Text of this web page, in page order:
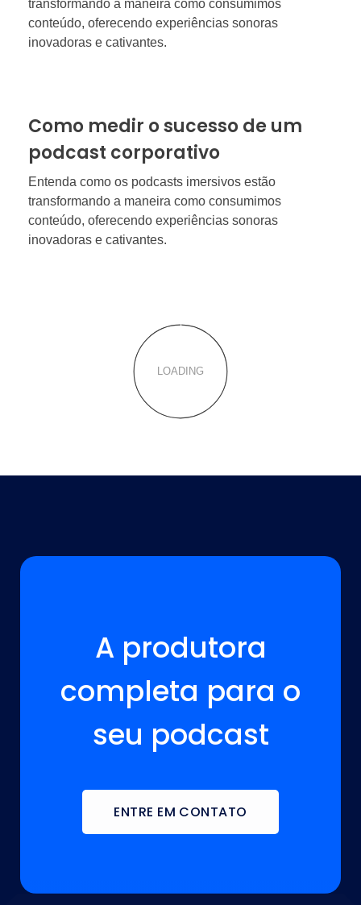
transformando a maneira como consumimos
conteúdo, oferecendo experiências sonoras
inovadoras e cativantes.
Como medir o sucesso de um
podcast corporativo
Entenda como os podcasts imersivos estão
transformando a maneira como consumimos
conteúdo, oferecendo experiências sonoras
inovadoras e cativantes.
LOADING
A produtora
completa para o
seu podcast
ENTRE EM CONTATO